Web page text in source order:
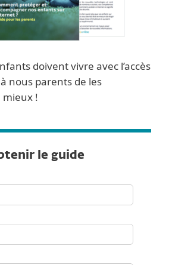
doivent vivre avec l’accès
nous parents de les
!
le guide